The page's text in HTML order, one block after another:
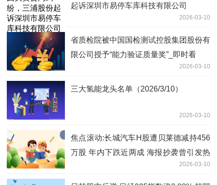
起诉深圳市易停车库科技有限公司
2026-03-10
省质检院被中国国检测试控股集团股份有
限公司授予“能力验证质量奖”_即时看
2026-03-10
三大氢能龙头名单（2026/3/10）
2026-03-10
焦点滚动:长城汽车H股遭贝莱德减持456
万股 年内下跌近两成 海报抄袭曾引发热
2026-03-10